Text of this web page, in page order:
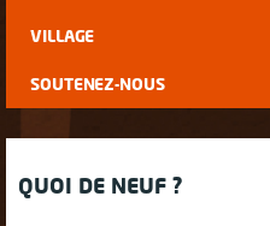
VILLAGE
SOUTENEZ-NOUS
QUOI DE NEUF ?